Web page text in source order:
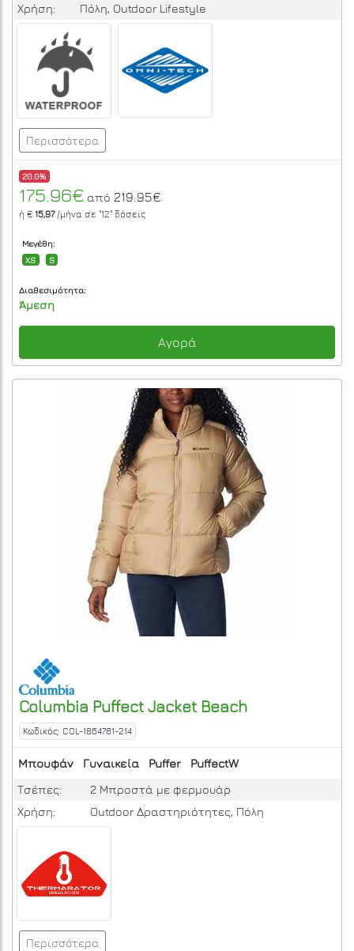
Χρήση:
Πόλη, Outdoor Lifestyle
Περισσότερα
20.0%
175.96€ από 219.95€
ή € 15,97/μήνα σε "12" δόσεις
Μεγέθη:
XS
S
Διαθεσιμότητα:
Άμεση
Αγορά
Columbia Puffect Jacket Beach
Κωδικός: COL-1864781-214
Μπουφάν Γυναικεία Puffer
PuffectW
Τσέπες:
2 Μπροστά με φερμουάρ
Χρήση:
Outdoor Δραστηριότητες, Πόλη
Περισσότερα